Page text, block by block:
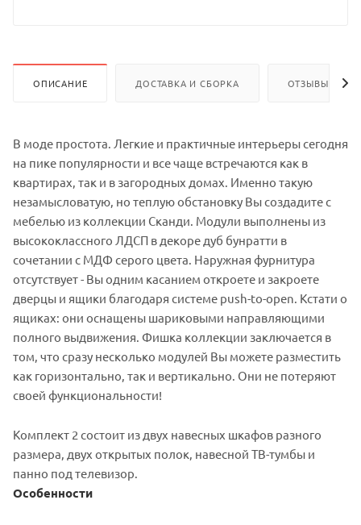
ОПИСАНИЕ ДОСТАВКА И СБОРКА ОТЗЫВЫ
В моде простота. Легкие и практичные интерьеры сегодня
на пике популярности и все чаще встречаются как в
квартирах, так и в загородных домах. Именно такую
незамысловатую, но теплую обстановку Вы создадите с
мебелью из коллекции Сканди. Модули выполнены из
высококлассного ЛДСП в декоре дуб бунратти в
сочетании с МДФ серого цвета. Наружная фурнитура
отсутствует - Вы одним касанием откроете и закроете
дверцы и ящики благодаря системе push-to-open. Кстати о
ящиках: они оснащены шариковыми направляющими
полного выдвижения. Фишка коллекции заключается в
том, что сразу несколько модулей Вы можете разместить
как горизонтально, так и вертикально. Они не потеряют
своей функциональности!
Комплект 2 состоит из двух навесных шкафов разного
размера, двух открытых полок, навесной ТВ-тумбы и
панно под телевизор.
Особенности